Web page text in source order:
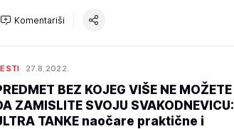
Komentariši
27.8.2022.
BEZ KOJEG VIŠE NE MOŽETE
ZAMISLITE SVOJU SVAKODNEVICU:
TANKE naočare praktične i